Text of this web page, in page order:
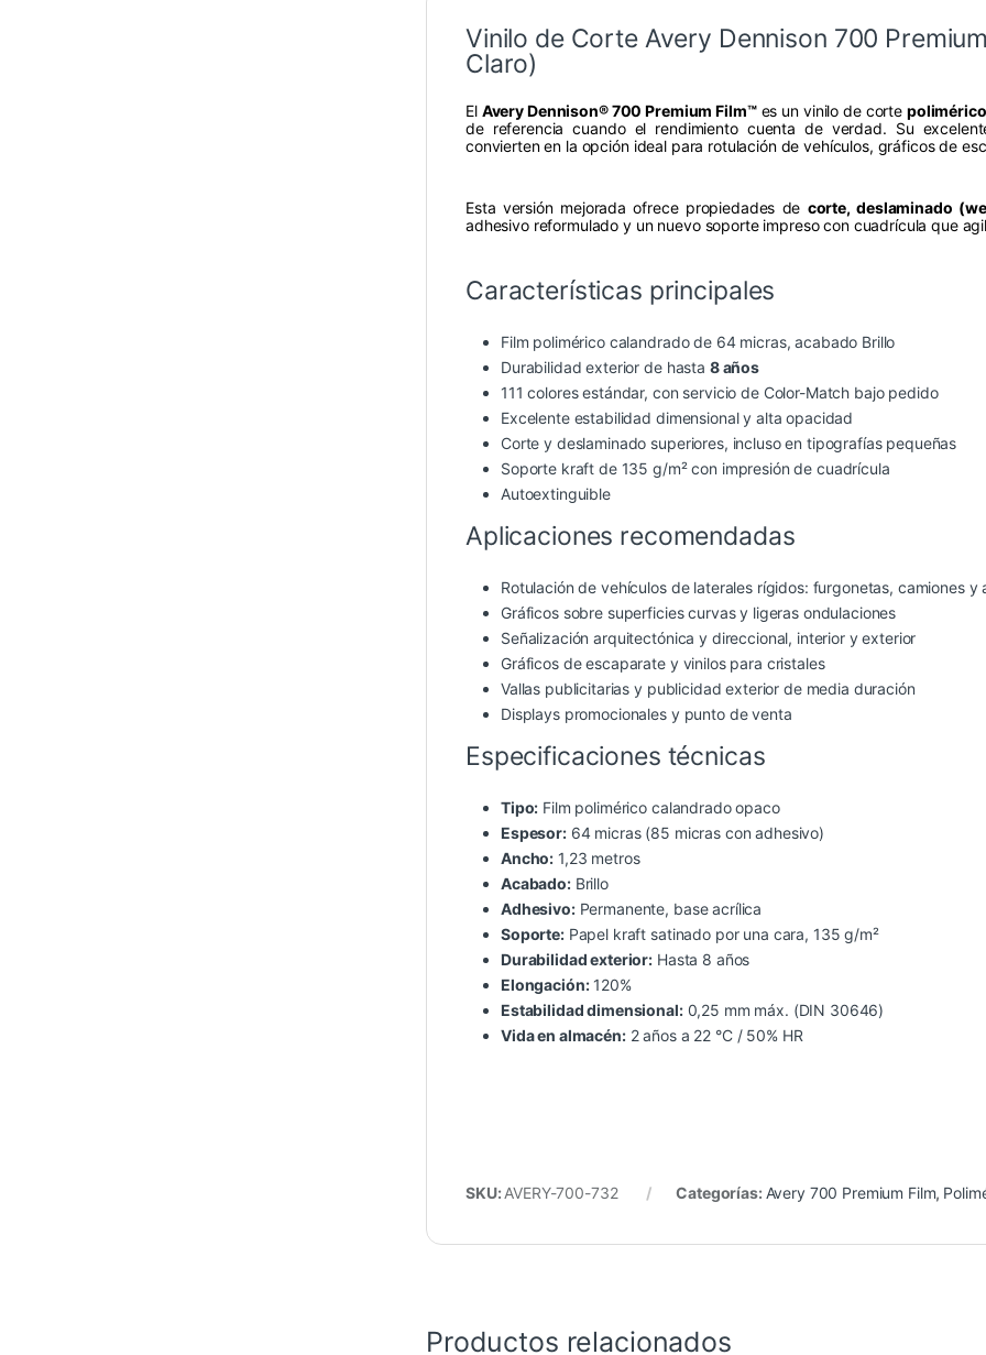
Vinilo de Corte Avery Dennison 700
Claro)
El Avery Dennison® 700 Premium Film™es un vinilo de corte
de referencia cuando el rendimiento cuenta de verdad. Su
convierten en la opción ideal para rotulación de vehículos, gráficos de
Esta versión mejorada ofrece propiedades de corte, deslaminado
adhesivo reformulado y un nuevo soporte impreso con cuadrícula que
Características principales
Film polimérico calandrado de 64 micras, acabado Brillo
Durabilidad exterior de hasta 8 años
111 colores estándar, con servicio de Color-Match bajo pedido
Excelente estabilidad dimensional y alta opacidad
Corte y deslaminado superiores, incluso en tipografías pequeñas
Soporte kraft de 135 g/m² con impresión de cuadrícula
Autoextinguible
Aplicaciones recomendadas
Rotulación de vehículos de laterales rígidos: furgonetas, camiones y
Gráficos sobre superficies curvas y ligeras ondulaciones
Señalización arquitectónica y direccional, interior y exterior
Gráficos de escaparate y vinilos para cristales
Vallas publicitarias y publicidad exterior de media duración
Displays promocionales y punto de venta
Especificaciones técnicas
Tipo: Film polimérico calandrado opaco
Espesor:64 micras (85 micras con adhesivo)
Ancho: 1,23 metros
Acabado:Brillo
Adhesivo:Permanente, base acrílica
Soporte:Papel kraft satinado por una cara, 135 g/m²
Durabilidad exterior: Hasta 8 años
Elongación:120%
Estabilidad dimensional:0,25 mm máx. (DIN 30646)
Vida en almacén:2 años a 22 °C / 50% HR
SKU:AVERY-700-732 Categorías: Avery 700 Premium Film,
Productos relacionados